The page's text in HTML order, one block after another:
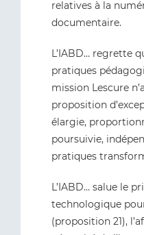
relatives à la
documentaire.
L’IABD… regrette
pratiques
mission Lescure
proposition
élargie,
poursuivie,
pratiques
L’IABD… salue le
technologique
(proposition 21),